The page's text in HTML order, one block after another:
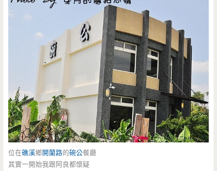
位在礁溪鄉開蘭路的碗公餐廳
其實一開始我跟阿良都懷疑